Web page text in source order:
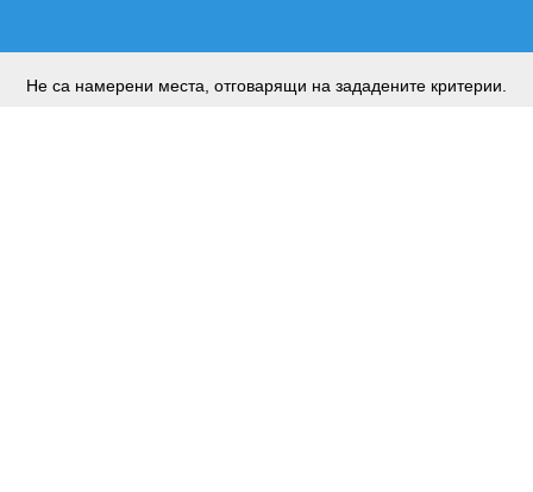
Не са намерени места, отговарящи на зададените критерии.